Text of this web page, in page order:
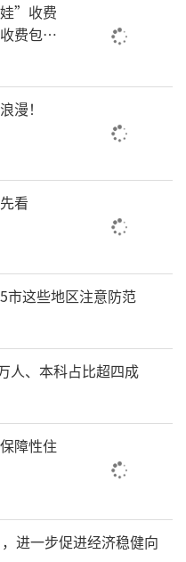
”收费
费包比
漫！
看
市这些地区注意防范
人、本科占比超四成
障性住
进一步促进经济稳健向